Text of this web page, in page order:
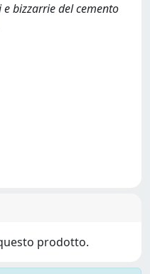
bizzarrie del cemento
prodotto.